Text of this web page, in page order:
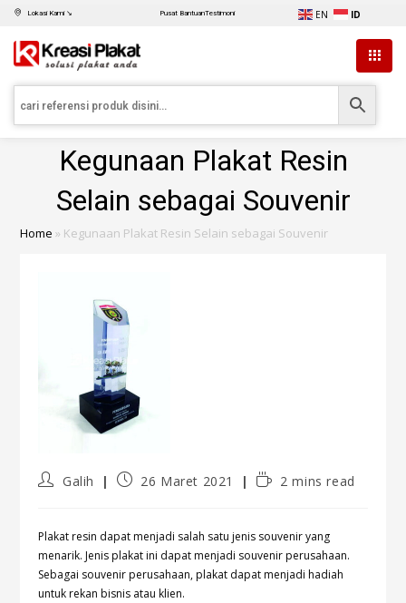
Lokasi Kami ↘ Pusat BantuanTestimoni EN ID
Kegunaan Plakat Resin
Selain sebagai Souvenir
Home » Kegunaan Plakat Resin Selain sebagai Souvenir
Galih 26 Maret 2021 2 mins read
Plakat resin dapat menjadi salah satu jenis souvenir yang
menarik. Jenis plakat ini dapat menjadi souvenir perusahaan.
Sebagai souvenir perusahaan, plakat dapat menjadi hadiah
untuk rekan bisnis atau klien.